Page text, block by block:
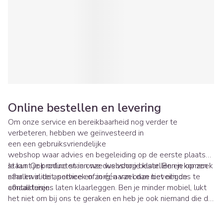
Online bestellen en levering
Om onze service en bereikbaarheid nog verder te
verbeteren, hebben we geïnvesteerd in
een een gebruiksvriendelijke
webshop waar advies en begeleiding op de eerste plaats
staan. Ook online staan we dus voor je klaar. Ben je op zoek
naar kwaliteit, service en zorg, aarzel dan niet om ons te
contacteren.
Je kunt je producten in onze webshop bestellen en komen
afhalen in de apotheek of in één van onze beveiligde
afhaalkluisjes laten klaarleggen. Ben je minder mobiel, lukt
het niet om bij ons te geraken en heb je ook niemand die de